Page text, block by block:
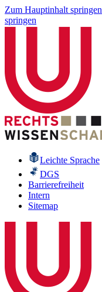
Zum Hauptinhalt springen
springen
Leichte Sprache
DGS
Barrierefreiheit
Intern
Sitemap